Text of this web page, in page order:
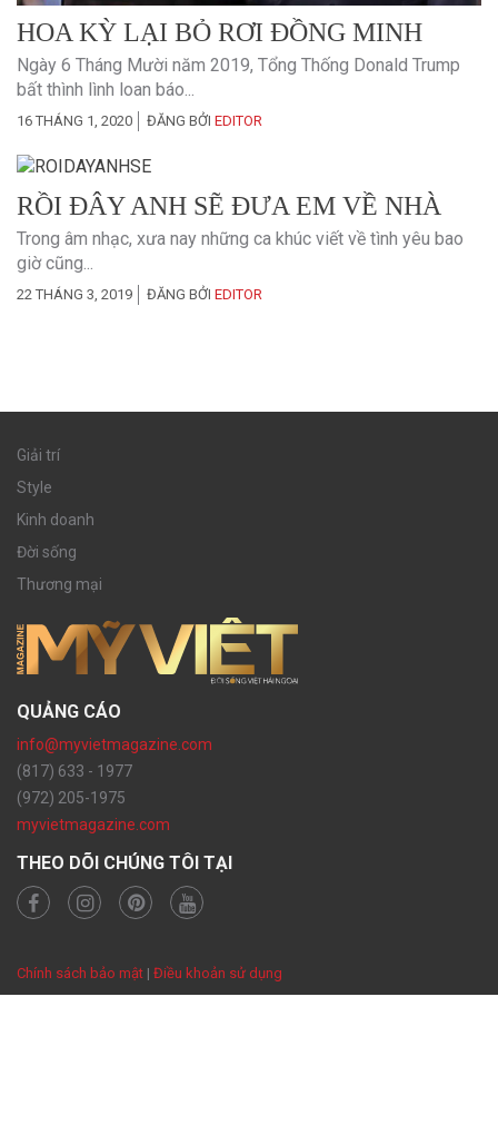
HOA KỲ LẠI BỎ RƠI ĐỒNG MINH
Ngày 6 Tháng Mười năm 2019, Tổng Thống Donald Trump
bất thình lình loan báo...
16 THÁNG 1, 2020 ĐĂNG BỞI EDITOR
RỒI ĐÂY ANH SẼ ĐƯA EM VỀ NHÀ
Trong âm nhạc, xưa nay những ca khúc viết về tình yêu bao
giờ cũng...
22 THÁNG 3, 2019 ĐĂNG BỞI EDITOR
Giải trí
Style
Kinh doanh
Đời sống
Thương mại
QUẢNG CÁO
info@myvietmagazine.com
(817) 633 - 1977
(972) 205-1975
myvietmagazine.com
THEO DÕI CHÚNG TÔI TẠI
Chính sách bảo mật | Điều khoản sử dụng